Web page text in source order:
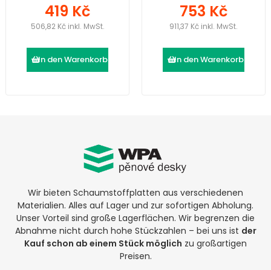
419 Kč
506,82 Kč inkl. MwSt.
In den Warenkorb
753 Kč
911,37 Kč inkl. MwSt.
In den Warenkorb
Wir bieten Schaumstoffplatten aus verschiedenen
Materialien. Alles auf Lager und zur sofortigen Abholung.
Unser Vorteil sind große Lagerflächen. Wir begrenzen die
Abnahme nicht durch hohe Stückzahlen – bei uns ist der
Kauf schon ab einem Stück möglich zu großartigen
Preisen.